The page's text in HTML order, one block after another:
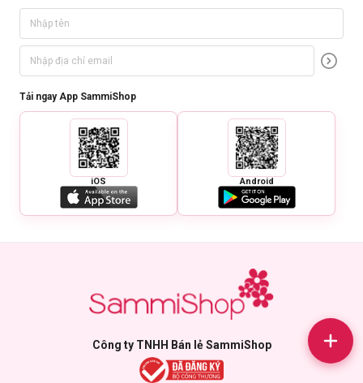
Tải ngay App SammiShop
iOS Android
Công ty TNHH Bán lẻ SammiShop